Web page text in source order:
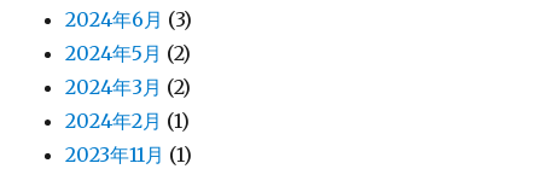
2024年6月 (3)
2024年5月 (2)
2024年3月 (2)
2024年2月 (1)
2023年11月 (1)